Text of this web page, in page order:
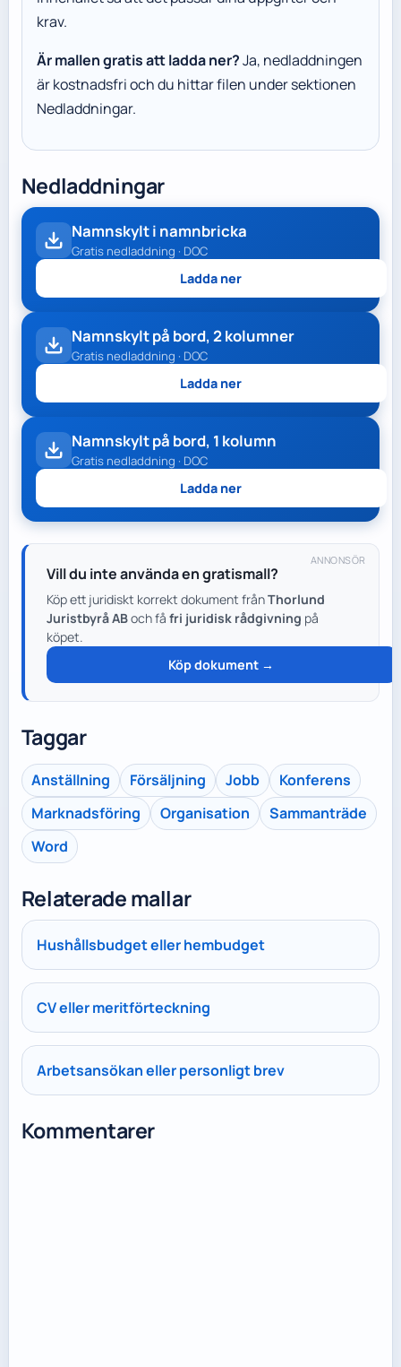
krav.
Är mallen gratis att ladda ner?Ja, nedladdningen
är kostnadsfri och du hittar filen under sektionen
Nedladdningar.
Nedladdningar
Namnskylt i namnbricka
Gratis nedladdning · DOC
Ladda ner
Namnskylt på bord, 2 kolumner
Gratis nedladdning · DOC
Ladda ner
Namnskylt på bord, 1 kolumn
Gratis nedladdning · DOC
Ladda ner
ANNONSÖR
Vill du inte använda en gratismall?
Köp ett juridiskt korrekt dokument frånThorlund
Juristbyrå ABoch få fri juridisk rådgivning på
köpet.
Köp dokument →
Taggar
Anställning Försäljning Jobb
Konferens
Marknadsföring
Organisation
Sammanträde
Word
Relaterade mallar
Hushållsbudget eller hembudget
CV eller meritförteckning
Arbetsansökan eller personligt brev
Kommentarer